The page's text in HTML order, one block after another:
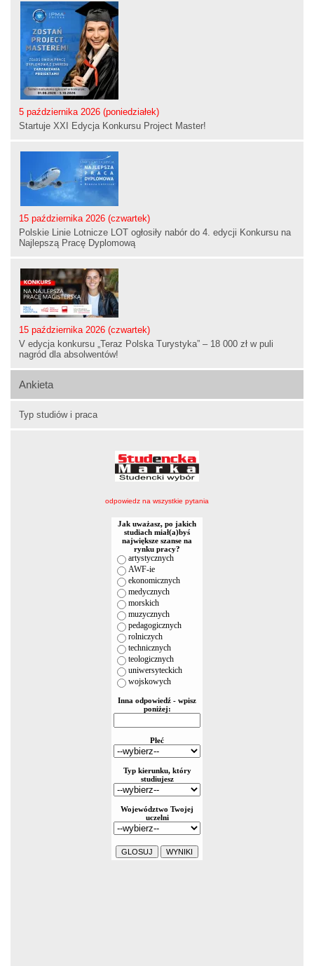
5 października 2026 (poniedziałek)
Startuje XXI Edycja Konkursu Project Master!
15 października 2026 (czwartek)
Polskie Linie Lotnicze LOT ogłosiły nabór do 4. edycji Konkursu na
Najlepszą Pracę Dyplomową
15 października 2026 (czwartek)
V edycja konkursu „Teraz Polska Turystyka” – 18 000 zł w puli
nagród dla absolwentów!
Ankieta
Typ studiów i praca
odpowiedz na wszystkie pytania